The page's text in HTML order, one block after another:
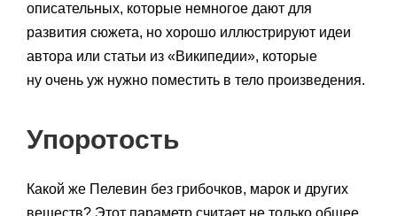
описательных, которые немногое дают для
развития сюжета, но хорошо иллюстрируют идеи
автора или статьи из «Википедии», которые
ну очень уж нужно поместить в тело произведения.
Упоротость
Какой же Пелевин без грибочков, марок и других